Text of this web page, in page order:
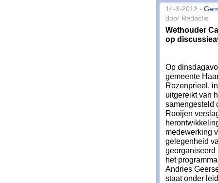
14-3-2012 -
door Redactie
Wethouder
op
Op
gemeente
Rozenprieel,
uitgereikt van
samengesteld
Rooijen
medewerking
gelegenheid
het
Andries
staat onder